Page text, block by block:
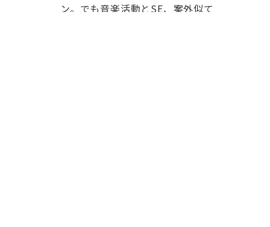
ン。でも音楽活動とSE、案外似て